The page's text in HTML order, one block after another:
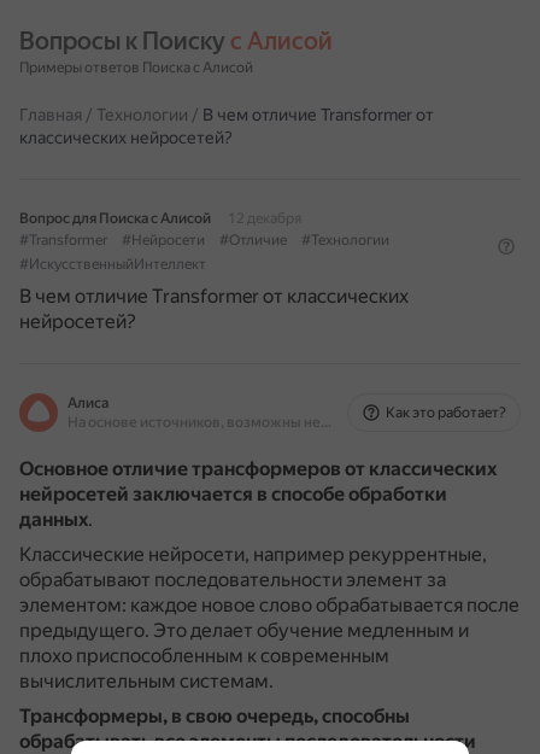
Вопросы к Поиску с Алисой
Примеры ответов Поиска с Алисой
Главная / Технологии / В чем отличие Transformer от
классических нейросетей?
Вопрос для Поиска с Алисой
12 декабря
#Transformer
#Нейросети #Отличие
#Технологии
#ИскусственныйИнтеллект
В чем отличие Transformer от классических
нейросетей?
Алиса
На основе источников, возможны неточности
Как это работает?
Основное отличие трансформеров от классических
нейросетей заключается в способе обработки
данных.
Классические нейросети, например рекуррентные,
обрабатывают последовательности элемент за
элементом: каждое новое слово обрабатывается после
предыдущего. Это делает обучение медленным и
плохо приспособленным к современным
вычислительным системам.
Трансформеры, в свою очередь, способны
обрабатывать все элементы последовательности